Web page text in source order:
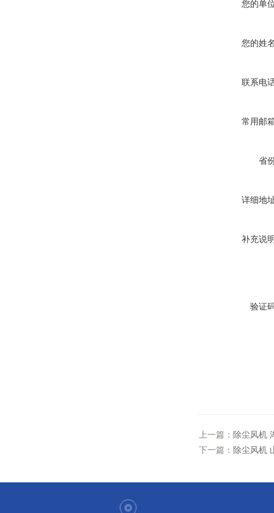
您的单
您的姓
联系电
常用邮
省
详细地
补充说
验证
上一篇： 除尘风机
下一篇： 除尘风机